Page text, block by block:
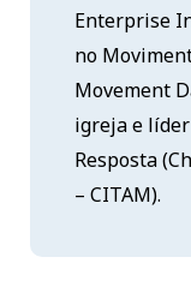
Enterprise
no
Movement
igreja e
Resposta
– CITAM).